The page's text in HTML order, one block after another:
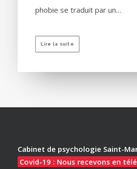
phobie se traduit par un…
Lire la suite
Cabinet de psychologie Saint-
Covid-19 : Nous recevons en